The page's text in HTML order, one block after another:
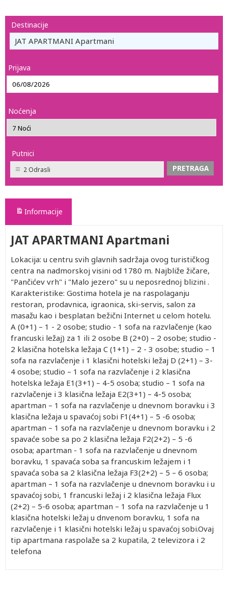
Destinacije
JAT APARTMANI Apartmani
Prijava
Noćenja
Putnici
2 Odrasli
Informacije
JAT APARTMANI Apartmani
Lokacija: u centru svih glavnih sadržaja ovog turističkog
centra na nadmorskoj visini od 1780 m. Najbliže žičare,
"Pančićev vrh" i "Malo jezero" su u neposrednoj blizini .
Karakteristike: Gostima hotela je na raspolaganju
restoran, prodavnica, igraonica, ski-servis, salon za
masažu kao i besplatan bežični Internet u celom hotelu.
A (0+1) – 1 - 2 osobe; studio - 1 sofa na razvlačenje (kao
francuski ležaj) za 1 ili 2 osobe B (2+0) – 2 osobe; studio -
2 klasična hotelska ležaja C (1+1) – 2 - 3 osobe; studio – 1
sofa na razvlačenje i 1 klasični hotelski ležaj D (2+1) – 3-
4 osobe; studio – 1 sofa na razvlačenje i 2 klasična
hotelska ležaja E1(3+1) – 4-5 osoba; studio – 1 sofa na
razvlačenje i 3 klasična ležaja E2(3+1) – 4-5 osoba;
apartman – 1 sofa na razvlačenje u dnevnom boravku i 3
klasična ležaja u spavaćoj sobi F1(4+1) – 5 -6 osoba;
apartman – 1 sofa na razvlačenje u dnevnom boravku i 2
spavaće sobe sa po 2 klasična ležaja F2(2+2) – 5 -6
osoba; apartman - 1 sofa na razvlačenje u dnevnom
boravku, 1 spavaća soba sa francuskim ležajem i 1
spavaća soba sa 2 klasična ležaja F3(2+2) – 5 – 6 osoba;
apartman – 1 sofa na razvlačenje u dnevnom boravku i u
spavaćoj sobi, 1 francuski ležaj i 2 klasična ležaja Flux
(2+2) – 5-6 osoba; apartman – 1 sofa na razvlačenje u 1
klasična hotelski ležaj u dnvenom boravku, 1 sofa na
razvlačenje i 1 klasični hotelski ležaj u spavaćoj sobi.Ovaj
tip apartmana raspolaže sa 2 kupatila, 2 televizora i 2
telefona